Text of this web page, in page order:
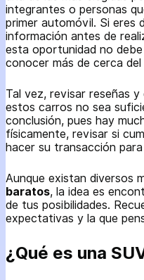
integrantes o personas
primer automóvil. Si eres
información antes de
esta oportunidad no
conocer más de cerca
Tal vez, revisar reseñas
estos carros no sea
conclusión, pues hay
físicamente, revisar si
hacer su transacción
Aunque existan diversos
baratos, la idea es
de tus posibilidades.
expectativas y la que
¿Qué es una